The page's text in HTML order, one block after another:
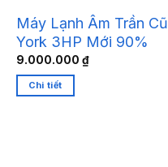
Máy Lạnh Âm Trần Cũ
York 3HP Mới 90%
9.000.000 ₫
Chi tiết